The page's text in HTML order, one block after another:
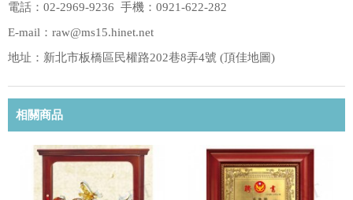
電話：02-2969-9236 手機：0921-622-282
E-mail：raw@ms15.hinet.net
地址：新北市板橋區民權路202巷8弄4號 (頂佳地圖)
相關商品